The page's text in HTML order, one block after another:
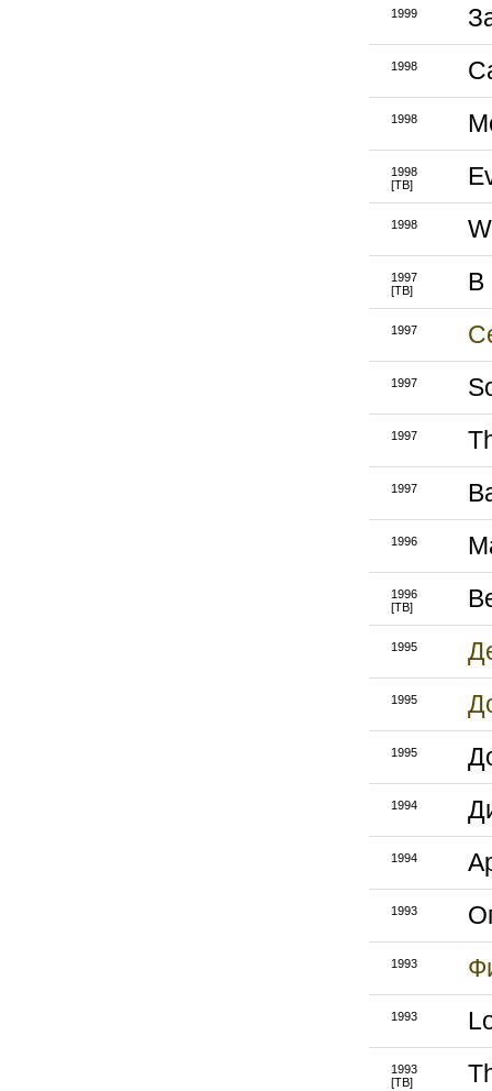
1999
1998
1998
1998
[ТВ]
1998
1997
[ТВ]
В
1997
1997
1997
1997
1996
1996
[ТВ]
1995
1995
1995
1994
1994
1993
1993
1993
1993
[ТВ]